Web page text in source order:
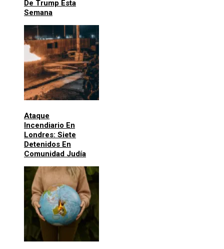
De Trump Esta
Semana
Ataque
Incendiario En
Londres: Siete
Detenidos En
Comunidad Judía